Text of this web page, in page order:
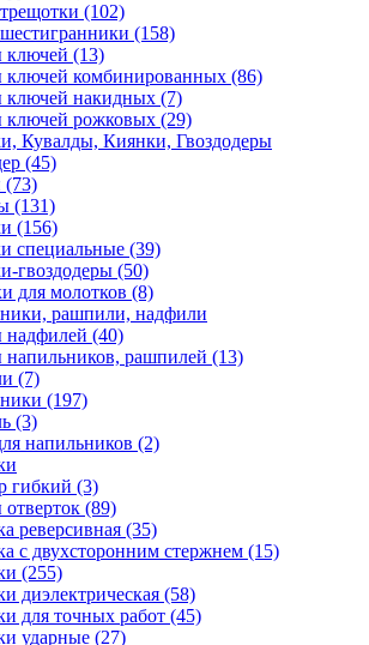
(102)
(158)
(13)
комбинированных (86)
ключей накидных (7)
рожковых (29)
Кувалды, Киянки, Гвоздодеры
(45)
(73)
(131)
(156)
специальные (39)
гвоздодеры (50)
для молотков (8)
рашпили, надфили
(40)
рашпилей (13)
(7)
(197)
(3)
напильников (2)
гибкий (3)
(89)
реверсивная (35)
с двухсторонним стержнем (15)
(255)
диэлектрическая (58)
для точных работ (45)
ударные (27)